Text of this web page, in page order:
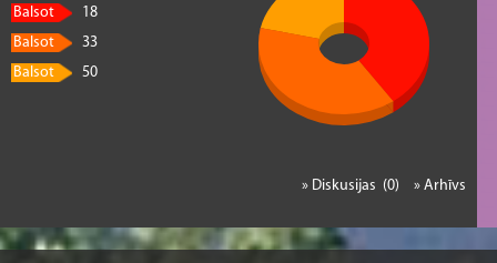
Balsot
18
Balsot
33
Balsot
50
» Arhīvs
» Diskusijas (0)